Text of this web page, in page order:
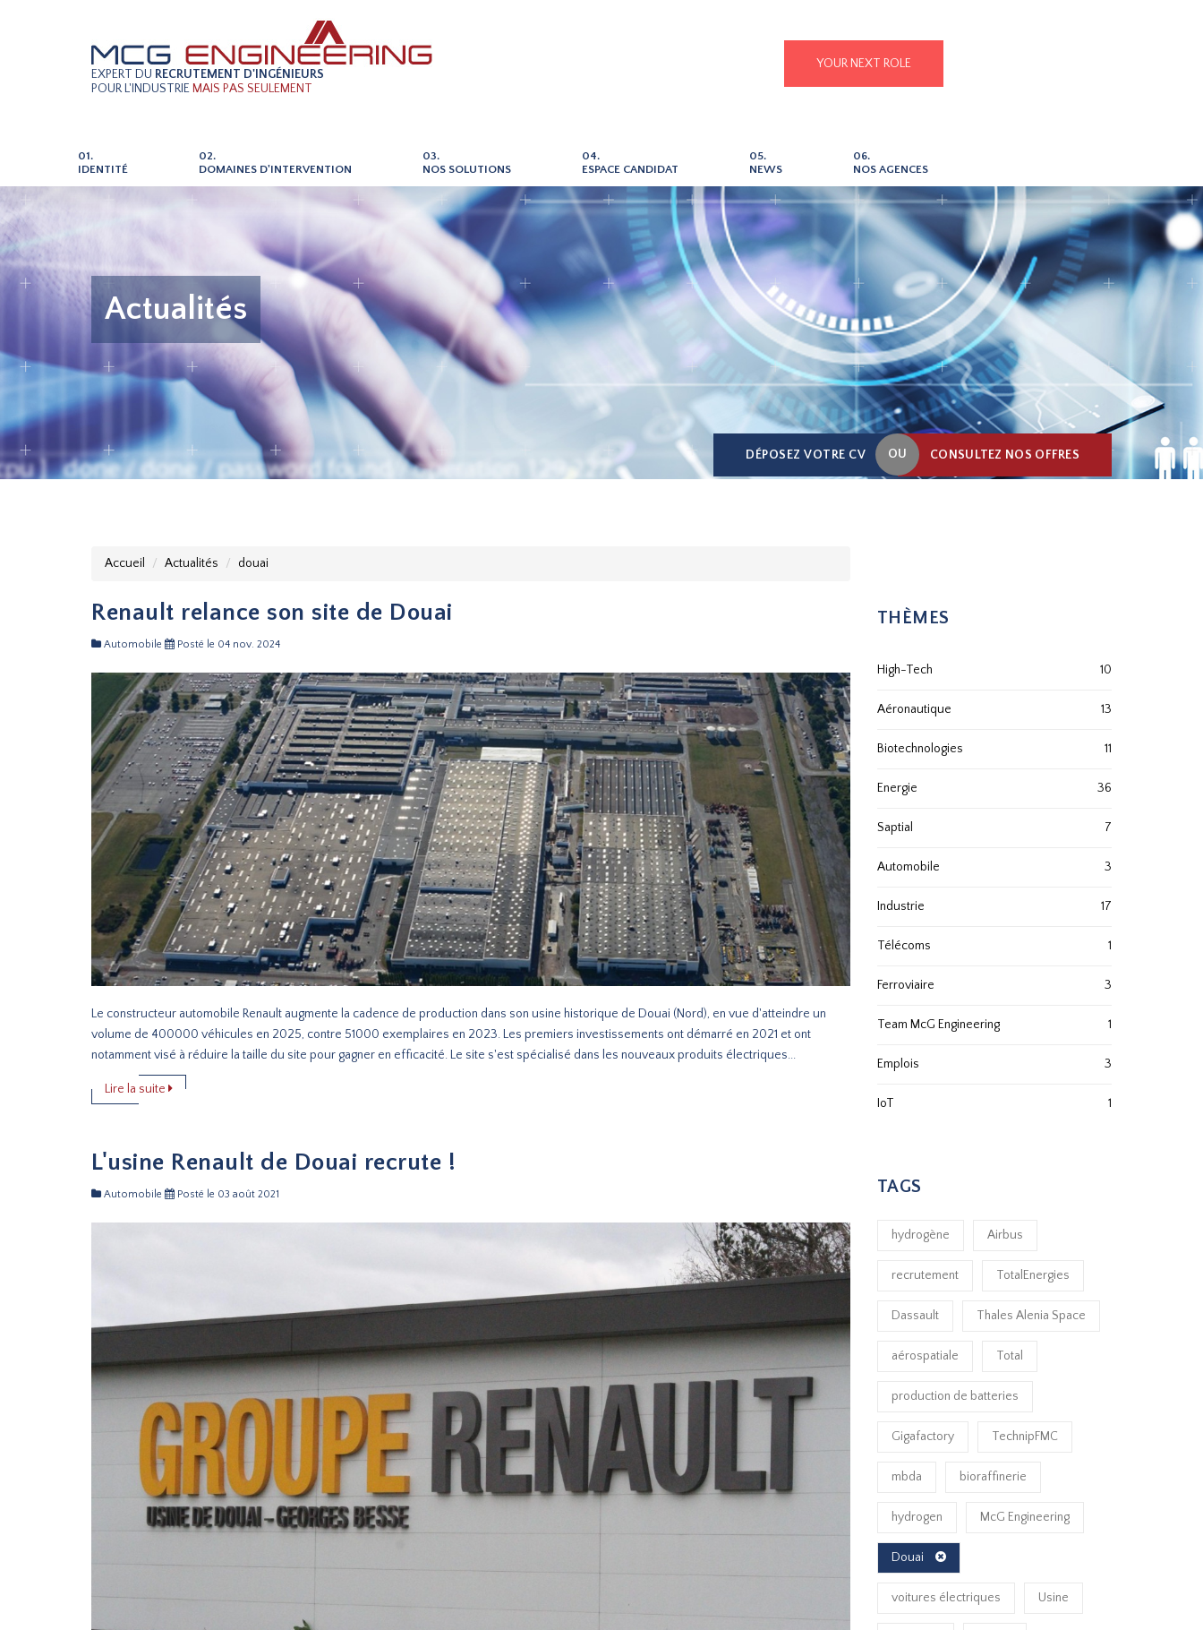
EXPERT DU RECRUTEMENT D'INGÉNIEURS
POUR L'INDUSTRIE MAIS PAS SEULEMENT
YOUR NEXT ROLE
01.
IDENTITÉ
02.
DOMAINES D'INTERVENTION
03.
NOS SOLUTIONS
04.
ESPACE CANDIDAT
05.
NEWS
06.
NOS AGENCES
Actualités
DÉPOSEZ VOTRE CV OU CONSULTEZ NOS OFFRES
Accueil Actualités douai
Renault relance son site de Douai
Automobile Posté le 04 nov. 2024
Le constructeur automobile Renault augmente la cadence de production dans son usine historique de Douai (Nord), en vue d'atteindre un
volume de 400000 véhicules en 2025, contre 51000 exemplaires en 2023. Les premiers investissements ont démarré en 2021 et ont
notamment visé à réduire la taille du site pour gagner en efficacité. Le site s'est spécialisé dans les nouveaux produits électriques...
Lire la suite
L'usine Renault de Douai recrute !
Automobile Posté le 03 août 2021
THÈMES
High-Tech 10
Aéronautique 13
Biotechnologies 11
Energie 36
Saptial 7
Automobile 3
Industrie 17
Télécoms 1
Ferroviaire 3
Team McG Engineering 1
Emplois 3
IoT 1
TAGS
hydrogène Airbus
recrutement TotalEnergies
Dassault Thales Alenia Space
aérospatiale Total
production de batteries
Gigafactory TechnipFMC
mbda bioraffinerie
hydrogen McG Engineering
Douai
voitures électriques Usine